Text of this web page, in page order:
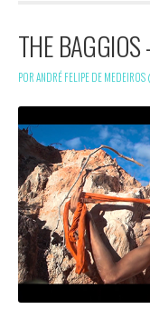
THE
POR ANDRÉ FELIPE DE MEDEIROS